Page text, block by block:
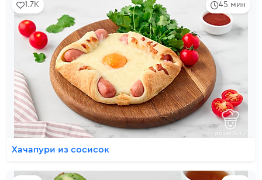
45 мин
1.7K
Хачапури из сосисок